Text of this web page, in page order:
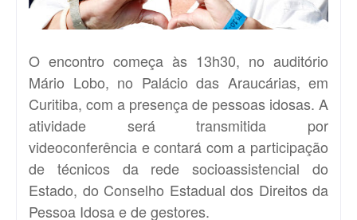
O encontro começa às 13h30, no auditório
Mário Lobo, no Palácio das Araucárias, em
Curitiba, com a presença de pessoas idosas. A
atividade será transmitida por
videoconferência e contará com a participação
de técnicos da rede socioassistencial do
Estado, do Conselho Estadual dos Direitos da
Pessoa Idosa e de gestores.